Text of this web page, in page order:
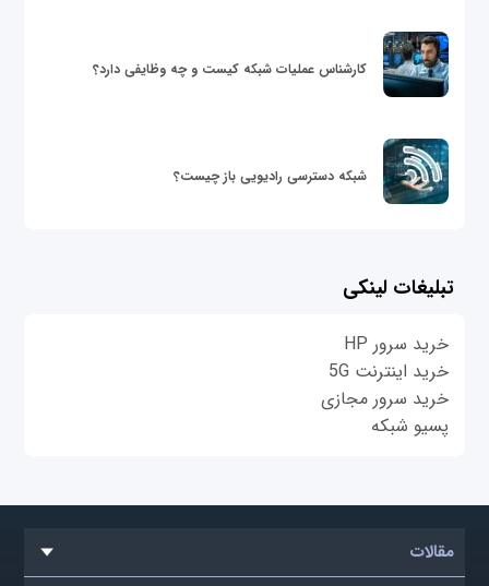
کارشناس عملیات شبکه کیست و چه وظایفی دارد؟
شبکه دسترسی رادیویی باز چیست؟
تبلیغات لینکی
خرید سرور HP
خرید اینترنت 5G
خرید سرور مجازی
پسیو شبکه
مقالات